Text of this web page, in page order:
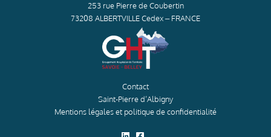
253 rue Pierre de Coubertin
73208 ALBERTVILLE Cedex – FRANCE
Contact
Saint-Pierre d’Albigny
Mentions légales et politique de confidentialité